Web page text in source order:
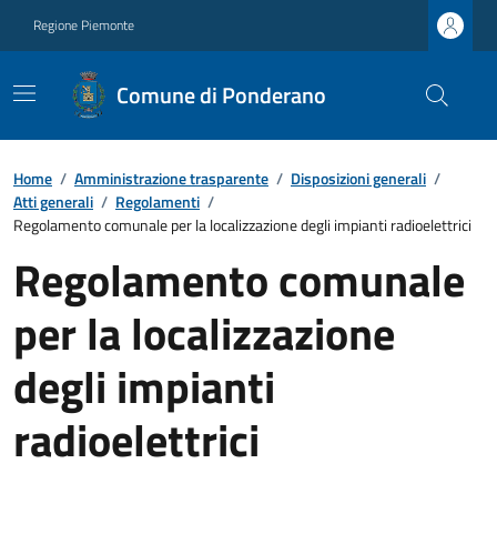
Regione Piemonte
Comune di Ponderano
Home / Amministrazione trasparente / Disposizioni generali /
Atti generali / Regolamenti /
Regolamento comunale per la localizzazione degli impianti radioelettrici
Regolamento comunale
per la localizzazione
degli impianti
radioelettrici